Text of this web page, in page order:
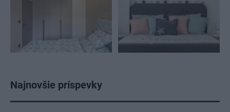
Najnovšie príspevky